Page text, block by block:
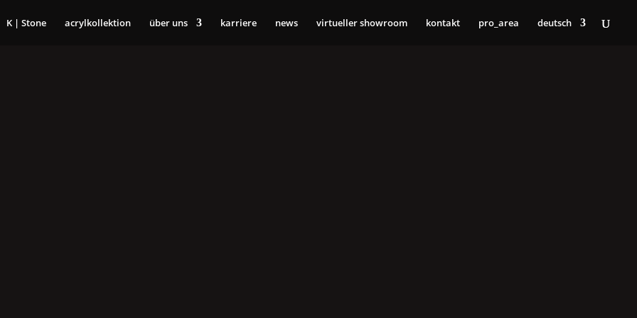
K | Stone acrylkollektion über uns karriere news virtueller showroom kontakt pro_area deutsch